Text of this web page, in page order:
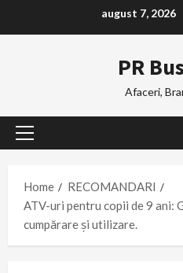
august 7, 2026
PR
Afaceri,
Primary
Home
RECOMANDARI
ATV-uri pentru copii de 9 ani:
cumpărare și utilizare.